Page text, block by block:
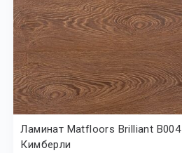
Ламинат Matfloors Brilliant B004
Кимберли